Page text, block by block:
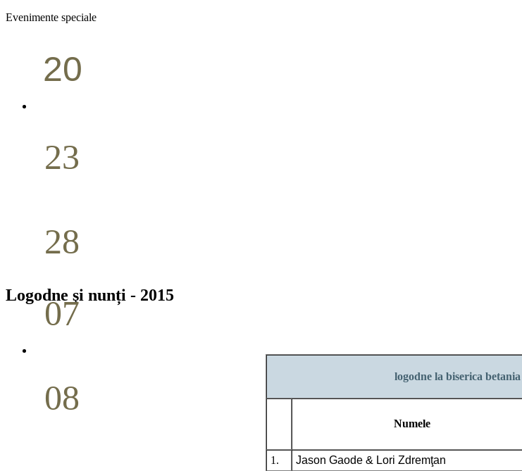
Evenimente speciale
20
23
28
07
08
Logodne şi nunți - 2015
logodne la biserica betania
Numele
1. Jason Gaode & Lori Zdremţan